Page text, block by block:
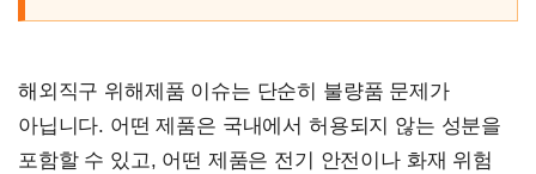
해외직구 위해제품 이슈는 단순히 불량품 문제가
아닙니다. 어떤 제품은 국내에서 허용되지 않는 성분을
포함할 수 있고, 어떤 제품은 전기 안전이나 화재 위험